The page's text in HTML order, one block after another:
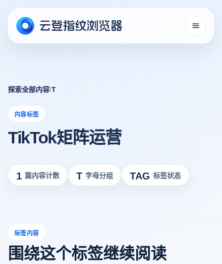
探索全部内容/T
内容标签
TikTok矩阵运营
1 篇内容计数 T 字母分组 TAG 标签状态
标签内容
围绕这个标签继续阅读